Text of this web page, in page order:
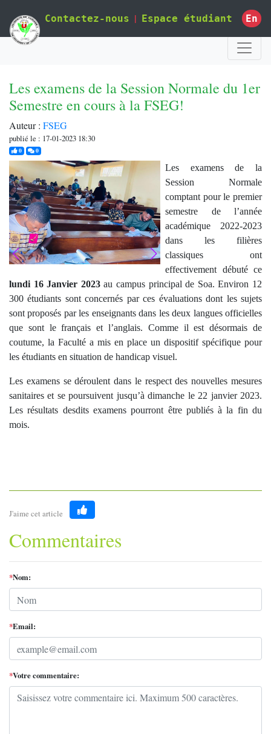
Contactez-nous | Espace étudiant En
Les examens de la Session Normale du 1er
Semestre en cours à la FSEG!
Auteur : FSEG
publié le : 17-01-2023 18:30
0j'aime0commentaires
Les examens de la
Session Normale
comptant pour le premier
semestre de l’année
académique 2022-2023
dans les filières
classiques ont
effectivement débuté ce
lundi 16 Janvier 2023au campus principal de Soa. Environ 12
300 étudiants sont concernés par ces évaluations dont les sujets
sont proposés par les enseignants dans les deux langues officielles
que sont le français et l’anglais. Comme il est désormais de
coutume, la Faculté a mis en place un dispositif spécifique pour
les étudiants en situation de handicap visuel.
Les examens se déroulent dans le respect des nouvelles mesures
sanitaires et se poursuivent jusqu’à dimanche le 22 janvier 2023.
Les résultats desdits examens pourront être publiés à la fin du
mois.
J'aime cet article
Like
Commentaires
*Nom:
*Email:
*Votre commentaire: